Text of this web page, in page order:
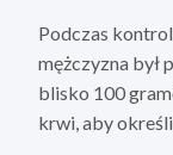
Podczas
mężczyzna był
blisko 100
krwi, aby